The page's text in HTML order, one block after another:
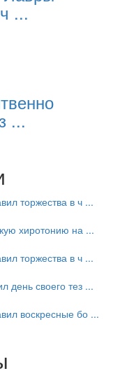
...
...
торжества в ч ...
хиротонию на ...
торжества в ч ...
день своего тез ...
воскресные бо ...